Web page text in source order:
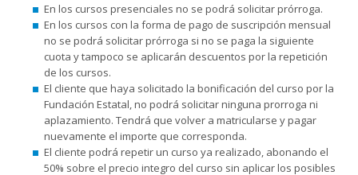
En los cursos presenciales no se podrá solicitar prórroga.
En los cursos con la forma de pago de suscripción mensual
no se podrá solicitar prórroga si no se paga la siguiente
cuota y tampoco se aplicarán descuentos por la repetición
de los cursos.
El cliente que haya solicitado la bonificación del curso por la
Fundación Estatal, no podrá solicitar ninguna prorroga ni
aplazamiento. Tendrá que volver a matricularse y pagar
nuevamente el importe que corresponda.
El cliente podrá repetir un curso ya realizado, abonando el
50% sobre el precio integro del curso sin aplicar los posibles